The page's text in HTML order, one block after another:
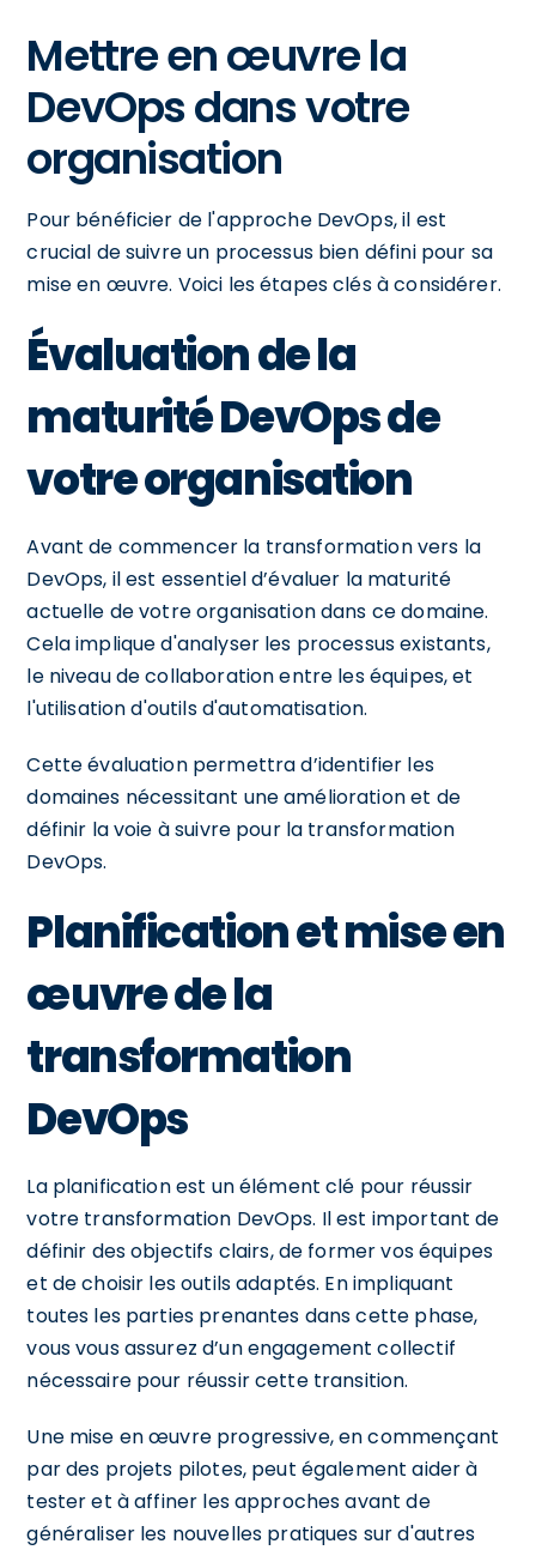
Mettre en œuvre la
DevOps dans votre
organisation
Pour bénéficier de l'approche DevOps, il est
crucial de suivre un processus bien défini pour sa
mise en œuvre. Voici les étapes clés à considérer.
Évaluation de la
maturité DevOps de
votre organisation
Avant de commencer la transformation vers la
DevOps, il est essentiel d’évaluer la maturité
actuelle de votre organisation dans ce domaine.
Cela implique d'analyser les processus existants,
le niveau de collaboration entre les équipes, et
l'utilisation d'outils d'automatisation.
Cette évaluation permettra d’identifier les
domaines nécessitant une amélioration et de
définir la voie à suivre pour la transformation
DevOps.
Planification et mise en
œuvre de la
transformation
DevOps
La planification est un élément clé pour réussir
votre transformation DevOps. Il est important de
définir des objectifs clairs, de former vos équipes
et de choisir les outils adaptés. En impliquant
toutes les parties prenantes dans cette phase,
vous vous assurez d’un engagement collectif
nécessaire pour réussir cette transition.
Une mise en œuvre progressive, en commençant
par des projets pilotes, peut également aider à
tester et à affiner les approches avant de
généraliser les nouvelles pratiques sur d'autres